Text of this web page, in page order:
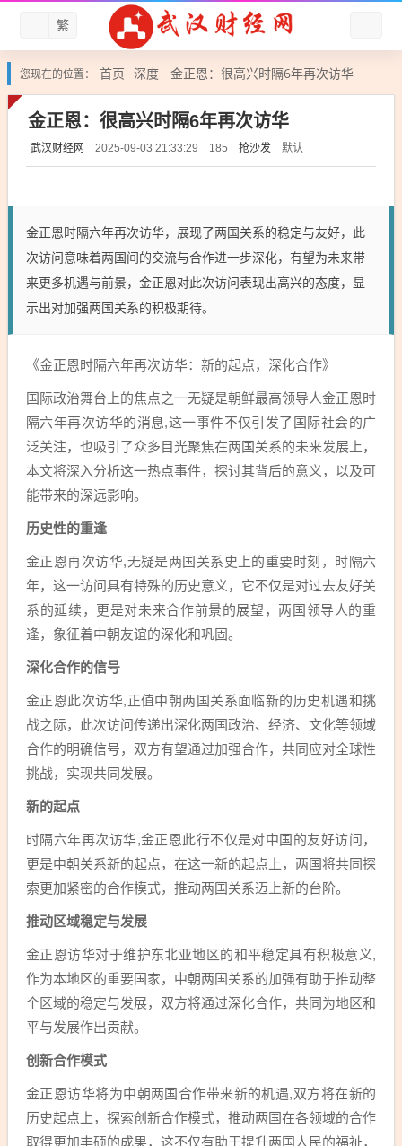
繁
您现在的位置： 首页 深度 金正恩：很高兴时隔6年再次访华
金正恩：很高兴时隔6年再次访华
武汉财经网 2025-09-03 21:33:29 185 抢沙发 默认
金正恩时隔六年再次访华，展现了两国关系的稳定与友好，此
次访问意味着两国间的交流与合作进一步深化，有望为未来带
来更多机遇与前景，金正恩对此次访问表现出高兴的态度，显
示出对加强两国关系的积极期待。
《金正恩时隔六年再次访华：新的起点，深化合作》
国际政治舞台上的焦点之一无疑是朝鲜最高领导人金正恩时
隔六年再次访华的消息,这一事件不仅引发了国际社会的广
泛关注，也吸引了众多目光聚焦在两国关系的未来发展上，
本文将深入分析这一热点事件，探讨其背后的意义，以及可
能带来的深远影响。
历史性的重逢
金正恩再次访华,无疑是两国关系史上的重要时刻，时隔六
年，这一访问具有特殊的历史意义，它不仅是对过去友好关
系的延续，更是对未来合作前景的展望，两国领导人的重
逢，象征着中朝友谊的深化和巩固。
深化合作的信号
金正恩此次访华,正值中朝两国关系面临新的历史机遇和挑
战之际，此次访问传递出深化两国政治、经济、文化等领域
合作的明确信号，双方有望通过加强合作，共同应对全球性
挑战，实现共同发展。
新的起点
时隔六年再次访华,金正恩此行不仅是对中国的友好访问，
更是中朝关系新的起点，在这一新的起点上，两国将共同探
索更加紧密的合作模式，推动两国关系迈上新的台阶。
推动区域稳定与发展
金正恩访华对于维护东北亚地区的和平稳定具有积极意义,
作为本地区的重要国家，中朝两国关系的加强有助于推动整
个区域的稳定与发展，双方将通过深化合作，共同为地区和
平与发展作出贡献。
创新合作模式
金正恩访华将为中朝两国合作带来新的机遇,双方将在新的
历史起点上，探索创新合作模式，推动两国在各领域的合作
取得更加丰硕的成果，这不仅有助于提升两国人民的福祉，